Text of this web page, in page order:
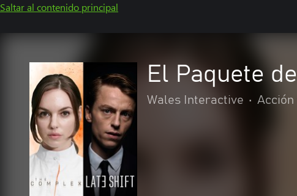
Saltar al contenido principal
El Paquete
Wales Interactive • Acción